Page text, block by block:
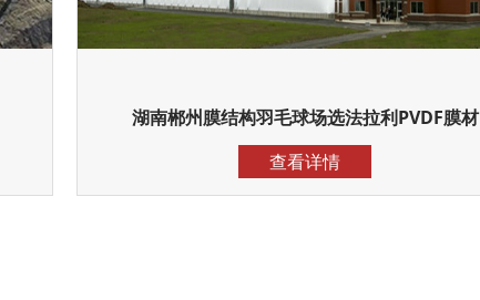
湖南郴州膜结构羽毛球场选法拉利PVDF膜材
查看详情